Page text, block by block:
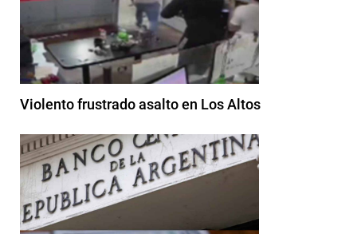
Violento frustrado asalto en Los Altos